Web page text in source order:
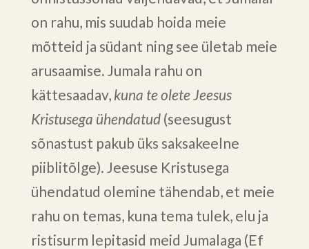
on rahu, mis suudab hoida meie
mõtteid ja südant ning see ületab meie
arusaamise. Jumala rahu on
kättesaadav, kuna te olete Jeesus
Kristusega ühendatud(seesugust
sõnastust pakub üks saksakeelne
piiblitõlge). Jeesuse Kristusega
ühendatud olemine tähendab, et meie
rahu on temas, kuna tema tulek, elu ja
ristisurm lepitasid meid Jumalaga (Ef